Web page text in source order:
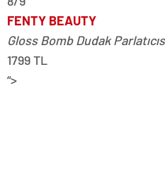
FENTY BEAUTY
Gloss Bomb Dudak
1799 TL
“>